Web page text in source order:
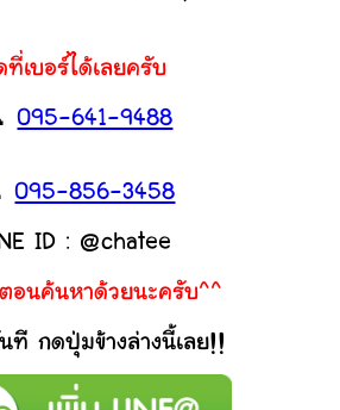
ที่เบอร์ได้เลยครับ
095-641-9488
095-856-3458
ID : @chatee
นค้นหาด้วยนะครับ^^
ที กดปุ่มข้างล่างนี้เลย!!